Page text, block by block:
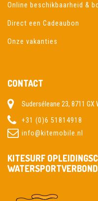
Online beschikbaarheid &
Direct een Cadeaubon
Onze vakanties
CONTACT
Suderséleane 23, 8711 GX
+31 (0)6 51814918
info@kitemobile.nl
KITESURF
WATERSPORTVERBOND